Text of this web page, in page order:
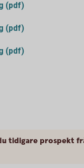
(pdf)
(pdf)
(pdf)
tidigare prospekt